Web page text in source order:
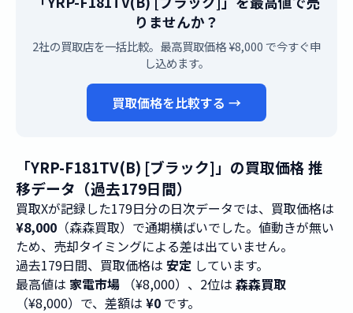
りませんか？
2社の買取店を一括比較。最高買取価格 ¥8,000 で今すぐ申
し込めます。
買取価格を比較する →
「YRP-F181TV(B) [ブラック]」の買取価格 推
移データ（過去179日間）
買取Xが記録した179日分の日次データでは、買取価格は
¥8,000 （森森買取）で通期横ばいでした。値動きが無い
ため、売却タイミングによる差は出ていません。
過去179日間、買取価格は 安定 しています。
最高値は 家電市場 （¥8,000）、2位は 森森買取
（¥8,000）で、差額は ¥0 です。